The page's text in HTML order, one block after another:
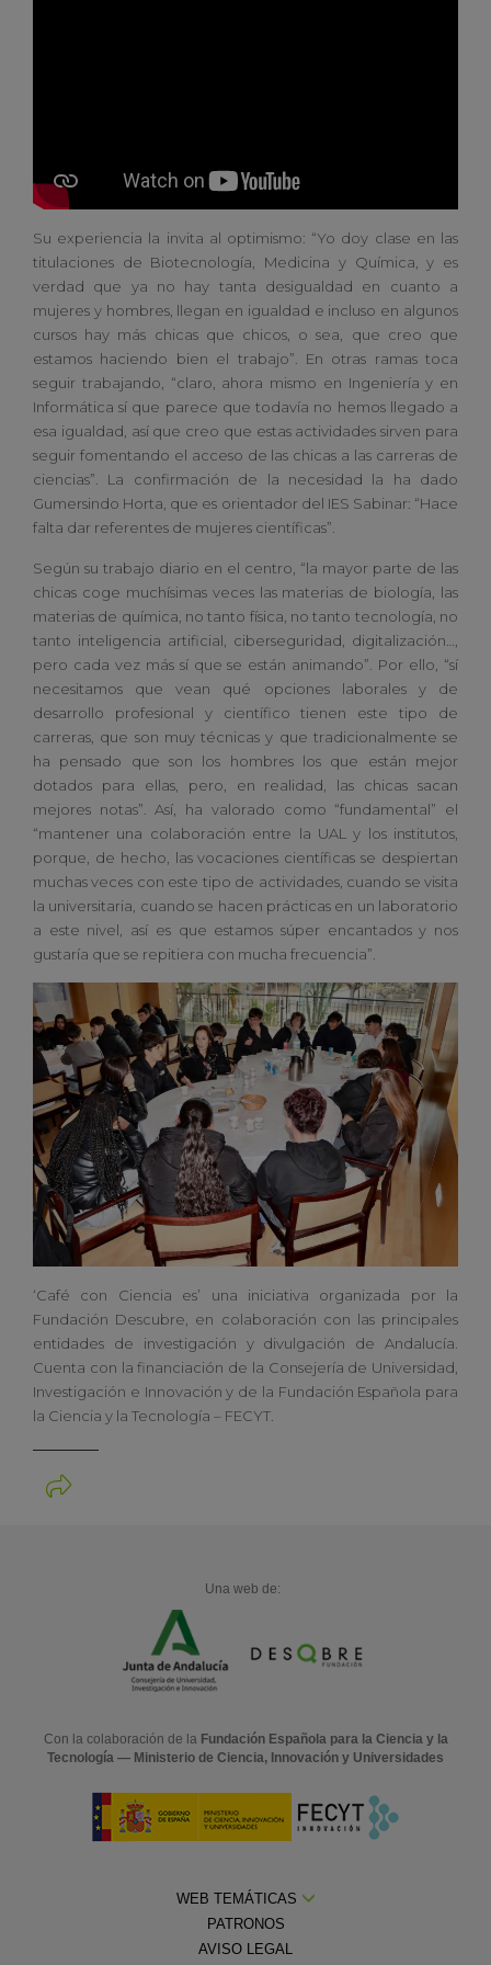
Su experiencia la invita al optimismo: “Yo doy clase en las
titulaciones de Biotecnología, Medicina y Química, y es
verdad que ya no hay tanta desigualdad en cuanto a
mujeres y hombres, llegan en igualdad e incluso en algunos
cursos hay más chicas que chicos, o sea, que creo que
estamos haciendo bien el trabajo”. En otras ramas toca
seguir trabajando, “claro, ahora mismo en Ingeniería y en
Informática sí que parece que todavía no hemos llegado a
esa igualdad, así que creo que estas actividades sirven para
seguir fomentando el acceso de las chicas a las carreras de
ciencias”. La confirmación de la necesidad la ha dado
Gumersindo Horta, que es orientador del IES Sabinar: “Hace
falta dar referentes de mujeres científicas”.
Según su trabajo diario en el centro, “la mayor parte de las
chicas coge muchísimas veces las materias de biología, las
materias de química, no tanto física, no tanto tecnología, no
tanto inteligencia artificial, ciberseguridad, digitalización…,
pero cada vez más sí que se están animando”. Por ello, “sí
necesitamos que vean qué opciones laborales y de
desarrollo profesional y científico tienen este tipo de
carreras, que son muy técnicas y que tradicionalmente se
ha pensado que son los hombres los que están mejor
dotados para ellas, pero, en realidad, las chicas sacan
mejores notas”. Así, ha valorado como “fundamental” el
“mantener una colaboración entre la UAL y los institutos,
porque, de hecho, las vocaciones científicas se despiertan
muchas veces con este tipo de actividades, cuando se visita
la universitaria, cuando se hacen prácticas en un laboratorio
a este nivel, así es que estamos súper encantados y nos
gustaría que se repitiera con mucha frecuencia”.
‘Café con Ciencia es’ una iniciativa organizada por la
Fundación Descubre, en colaboración con las principales
entidades de investigación y divulgación de Andalucía.
Cuenta con la financiación de la Consejería de Universidad,
Investigación e Innovación y de la Fundación Española para
la Ciencia y la Tecnología – FECYT.
Una web de:
Con la colaboración de la Fundación Española para la Ciencia y la
Tecnología — Ministerio de Ciencia, Innovación y Universidades
WEB TEMÁTICAS
PATRONOS
AVISO LEGAL